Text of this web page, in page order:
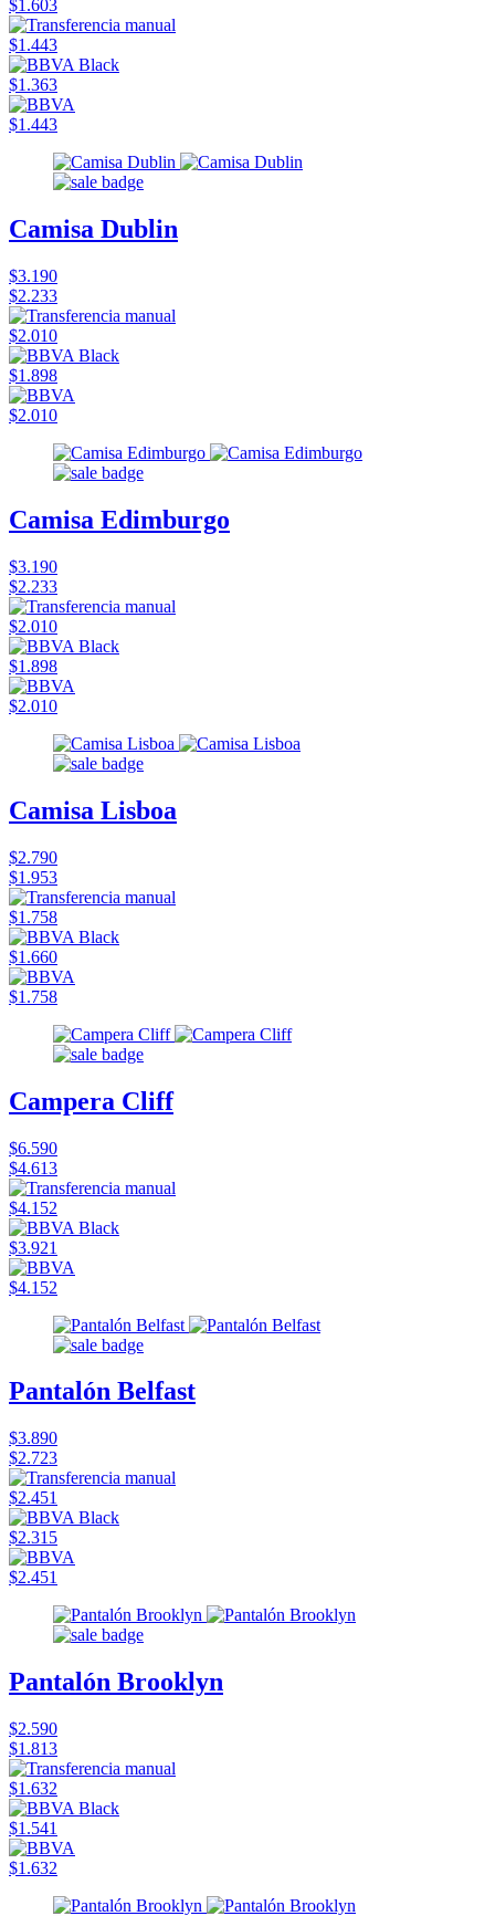
$1.603
$1.443
$1.363
$1.443
Camisa Dublin
$3.190
$2.233
$2.010
$1.898
$2.010
Camisa Edimburgo
$3.190
$2.233
$2.010
$1.898
$2.010
Camisa Lisboa
$2.790
$1.953
$1.758
$1.660
$1.758
Campera Cliff
$6.590
$4.613
$4.152
$3.921
$4.152
Pantalón Belfast
$3.890
$2.723
$2.451
$2.315
$2.451
Pantalón Brooklyn
$2.590
$1.813
$1.632
$1.541
$1.632